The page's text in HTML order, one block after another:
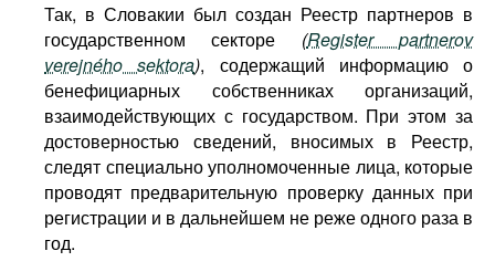
Так, в Словакии был создан Реестр партнеров в
государственном секторе (Register partnerov
verejného sektora), содержащий информацию о
бенефициарных собственниках организаций,
взаимодействующих с государством. При этом за
достоверностью сведений, вносимых в Реестр,
следят специально уполномоченные лица, которые
проводят предварительную проверку данных при
регистрации и в дальнейшем не реже одного раза в
год.